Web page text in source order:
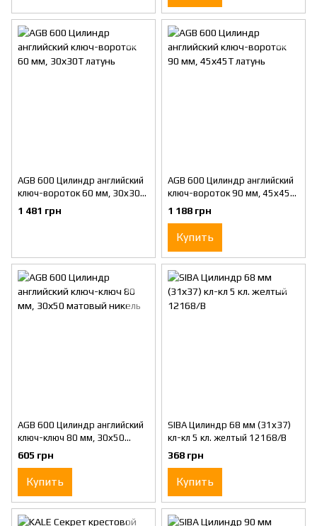
AGB 600 Цилиндр английский
ключ-вороток 60 мм, 30х30Т
латунь
1 481 грн
AGB 600 Цилиндр английский
ключ-вороток 90 мм, 45х45Т
латунь
1 188 грн
Купить
AGB 600 Цилиндр английский
ключ-ключ 80 мм, 30х50
матовый никель
605 грн
Купить
SIBA Цилиндр 68 мм (31х37)
кл-кл 5 кл. желтый 12168/B
368 грн
Купить